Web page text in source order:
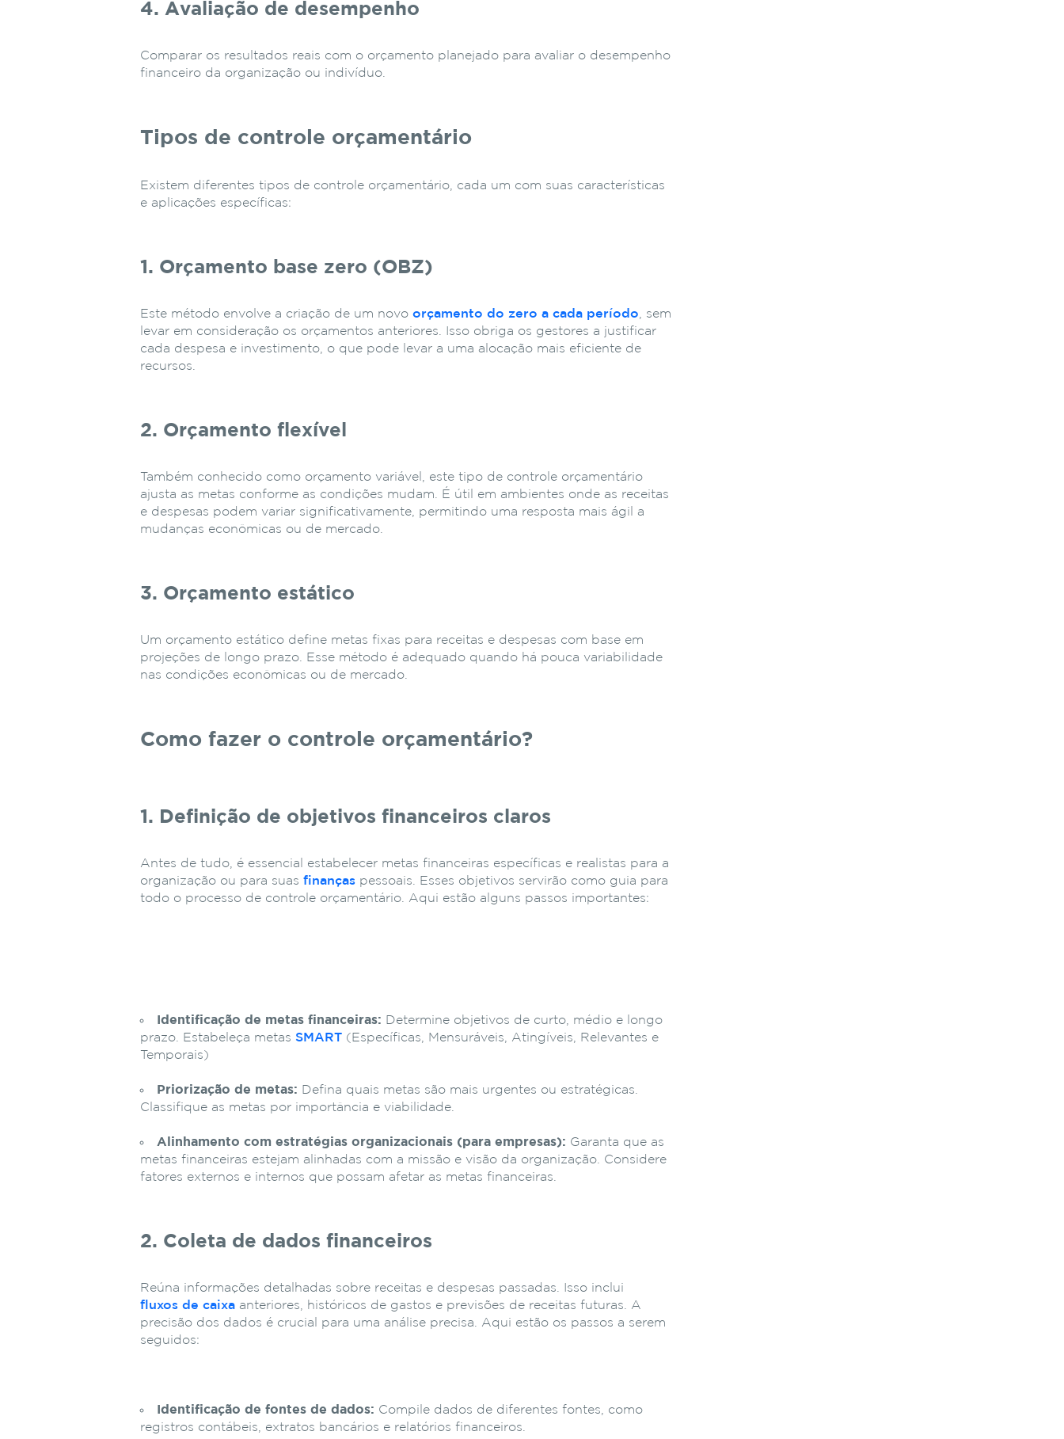
4. Avaliação de desempenho
Comparar os resultados reais com o orçamento planejado para avaliar o desempenho
financeiro da organização ou indivíduo.
Tipos de controle orçamentário
Existem diferentes tipos de controle orçamentário, cada um com suas características
e aplicações específicas:
1. Orçamento base zero (OBZ)
Este método envolve a criação de um novo orçamento do zero a cada período, sem
levar em consideração os orçamentos anteriores. Isso obriga os gestores a justificar
cada despesa e investimento, o que pode levar a uma alocação mais eficiente de
recursos.
2. Orçamento flexível
Também conhecido como orçamento variável, este tipo de controle orçamentário
ajusta as metas conforme as condições mudam. É útil em ambientes onde as receitas
e despesas podem variar significativamente, permitindo uma resposta mais ágil a
mudanças econômicas ou de mercado.
3. Orçamento estático
Um orçamento estático define metas fixas para receitas e despesas com base em
projeções de longo prazo. Esse método é adequado quando há pouca variabilidade
nas condições econômicas ou de mercado.
Como fazer o controle orçamentário?
1. Definição de objetivos financeiros claros
Antes de tudo, é essencial estabelecer metas financeiras específicas e realistas para a
organização ou para suasfinanças pessoais. Esses objetivos servirão como guia para
todo o processo de controle orçamentário. Aqui estão alguns passos importantes:
Identificação de metas financeiras: Determine objetivos de curto, médio e longo
prazo. Estabeleça metas SMART (Específicas, Mensuráveis, Atingíveis, Relevantes e
Temporais)
Priorização de metas: Defina quais metas são mais urgentes ou estratégicas.
Classifique as metas por importância e viabilidade.
Alinhamento com estratégias organizacionais (para empresas): Garanta que as
metas financeiras estejam alinhadas com a missão e visão da organização. Considere
fatores externos e internos que possam afetar as metas financeiras.
2. Coleta de dados financeiros
Reúna informações detalhadas sobre receitas e despesas passadas. Isso inclui
fluxos de caixa anteriores, históricos de gastos e previsões de receitas futuras. A
precisão dos dados é crucial para uma análise precisa. Aqui estão os passos a serem
seguidos:
Identificação de fontes de dados: Compile dados de diferentes fontes, como
registros contábeis, extratos bancários e relatórios financeiros.